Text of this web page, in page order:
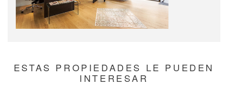
ESTAS PROPIEDADES LE PUEDEN
INTERESAR